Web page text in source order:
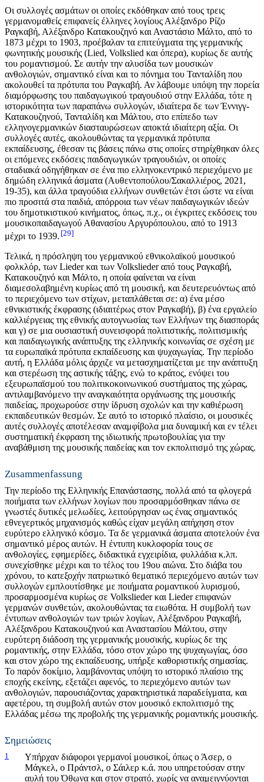
Οι συλλογές ασμάτων οι οποίες εκδόθηκαν από τους τρεις
γερμανομαθείς επιφανείς έλληνες λογίους Αλέξανδρο Ρίζο
Ραγκαβή, Αλέξανδρο Κατακουζηνό και Αναστάσιο Μάλτο, από το
1873 μέχρι το 1903, προέβαλαν τα επιτεύγματα της γερμανικής
φωνητικής μουσικής (Lied, Volkslied και όπερα), κυρίως δε αυτής
του ρομαντισμού. Σε αυτήν την αλυσίδα των μουσικών
ανθολογιών, σημαντικό είναι και το πόνημα του Τανταλίδη που
ακολουθεί τα πρότυπα του Ραγκαβή. Αν λάβουμε υπόψη την πορεία
διαμόρφωσης του παιδαγωγικού τραγουδιού στην Ελλάδα, τότε η
ιστορικότητα των παραπάνω συλλογών, ιδιαίτερα δε των Έννιγγ-
Κατακουζηνού, Τανταλίδη και Μάλτου, στο επίπεδο των
ελληνογερμανικών διασταυρώσεων αποκτά ιδιαίτερη αξία. Οι
συλλογές αυτές, ακολουθώντας τα γερμανικά πρότυπα
εκπαίδευσης, έθεσαν τις βάσεις πάνω στις οποίες στηρίχθηκαν όλες
οι επόμενες εκδόσεις παιδαγωγικών τραγουδιών, οι οποίες
σταδιακά οδηγήθηκαν σε ένα πιο ελληνοκεντρικό περιεχόμενο με
δημώδη ελληνικά άσματα (Αυθεντοπούλου/Σακαλλιέρος, 2021,
19-35), και άλλα τραγούδια ελλήνων συνθετών έτσι ώστε να είναι
πιο προσιτά στα παιδιά, απόρροια των νέων παιδαγωγικών ιδεών
του δημοτικιστικού κινήματος, όπως, π.χ., οι έγκριτες εκδόσεις του
μουσικοπαιδαγωγού Αθανασίου Αργυρόπουλου, από το 1913
μέχρι το 1939. 29
Τελικά, η πρόσληψη του γερμανικού εθνικολαϊκού μουσικού
φολκλόρ, των Lieder και των Volkslieder από τους Ραγκαβή,
Κατακουζηνό και Μάλτο, η οποία φαίνεται να είναι
διαμεσολαβημένη κυρίως από τη μουσική, και δευτερευόντως από
το περιεχόμενο των στίχων, μεταπλάθεται σε: α) ένα μέσο
εθνικιστικής έκφρασης (ιδιαιτέρως στον Ραγκαβή), β) ένα εργαλείο
καλλιέργειας της εθνικής αυτογνωσίας των Ελλήνων της διασποράς
και γ) σε μια ουσιαστική συνεισφορά πολιτιστικής, πολιτισμικής
και παιδαγωγικής ανάπτυξης της ελληνικής κοινωνίας σε σχέση με
τα ευρωπαϊκά πρότυπα εκπαίδευσης και ψυχαγωγίας. Την περίοδο
αυτή, η Ελλάδα μόλις άρχιζε να μετασχηματίζεται με την ανάπτυξη
και στερέωση της αστικής τάξης, ενώ το κράτος, ενόψει του
εξευρωπαϊσμού του πολιτικοκοινωνικού συστήματος της χώρας,
αντιλαμβανόμενο την αναγκαιότητα οργάνωσης της μουσικής
παιδείας, προχωρούσε στην ίδρυση σχολών και την καθιέρωση
εκπαιδευτικών θεσμών. Σε αυτό το ιστορικό πλαίσιο, οι μουσικές
αυτές συλλογές αποτέλεσαν αναμφίβολα μια δυναμική και εν τέλει
συστηματική έκφραση της ιδιωτικής πρωτοβουλίας για την
αναβάθμιση της μουσικής παιδείας και τον εκπολιτισμό της χώρας.
Zusammenfassung
Την περίοδο της Ελληνικής Επανάστασης, πολλά από τα φλογερά
ποιήματα των ελλήνων λογίων που προσαρμόσθηκαν πάνω σε
γνωστές δυτικές μελωδίες, λειτούργησαν ως ένας σημαντικός
εθνεγερτικός μηχανισμός καθώς είχαν μεγάλη απήχηση στον
ευρύτερο ελληνικό κόσμο. Τα δε γερμανικά άσματα αποτελούν ένα
σημαντικό μέρος αυτών. Η έντυπη κυκλοφορία τους σε
ανθολογίες, εφημερίδες, διδακτικά εγχειρίδια, φυλλάδια κ.λπ.
συνεχίσθηκε μέχρι και το τέλος του 19ου αιώνα. Στο διάβα του
χρόνου, το κατεξοχήν πατριωτικό θεματικό περιεχόμενο αυτών των
συλλογών εμπλουτίσθηκε με ποιήματα ρομαντικού λυρισμού,
προσαρμοσμένα κυρίως σε Volkslieder και Lieder επιφανών
γερμανών συνθετών, ακολουθώντας τα ειωθότα. Η συμβολή των
έντυπων ανθολογιών των τριών λογίων, Αλέξανδρου Ραγκαβή,
Αλέξανδρου Κατακουζηνού και Αναστασίου Μάλτου, στην
ευρύτερη διάδοση της γερμανικής μουσικής, κυρίως δε της
ρομαντικής, στην Ελλάδα, τόσο στον χώρο της ψυχαγωγίας, όσο
και στον χώρο της εκπαίδευσης, υπήρξε καθοριστικής σημασίας.
Το παρόν δοκίμιο, λαμβάνοντας υπόψη το ιστορικό πλαίσιο της
εποχής εκείνης, εξετάζει αφενός, το περιεχόμενο αυτών των
ανθολογιών, παρουσιάζοντας χαρακτηριστικά παραδείγματα, και
αφετέρου, τη συμβολή αυτών στον μουσικό εκπολιτισμό της
Ελλάδας μέσω της προβολής της γερμανικής ρομαντικής μουσικής.
Σημειώσεις
1
Υπήρχαν διάφοροι γερμανοί μουσικοί, όπως ο Άσερ, o
Μάγκελ, o Πράντσλ, o Σάιλερ κ.ά. που υπηρετούσαν στην
αυλή του Όθωνα και στον στρατό, χωρίς να αναμειγνύονται